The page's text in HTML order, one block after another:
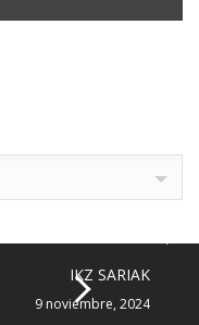
IKZ SARIAK
9 noviembre, 2024